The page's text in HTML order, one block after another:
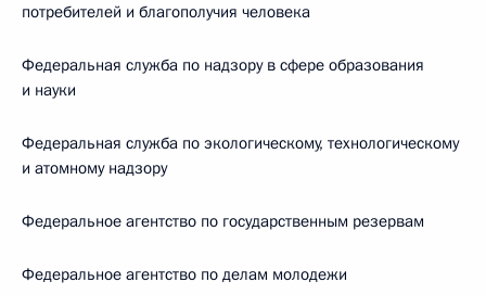
потребителей и благополучия человека
Федеральная служба по надзору в сфере образования
и науки
Федеральная служба по экологическому, технологическому
и атомному надзору
Федеральное агентство по государственным резервам
Федеральное агентство по делам молодежи